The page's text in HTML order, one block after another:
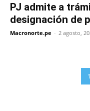
PJ admite a
designación de
Macronorte.pe - 2 agosto,
1